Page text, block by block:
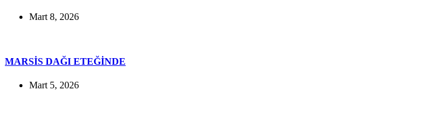
Mart 8, 2026
MARSİS DAĞI ETEĞİNDE
Mart 5, 2026